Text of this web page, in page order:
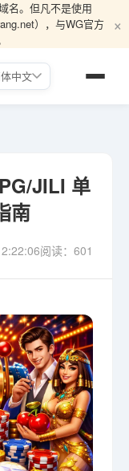
名。但凡不是使用
），与WG官方
×
中文
JILI 单
南
阅读： 601